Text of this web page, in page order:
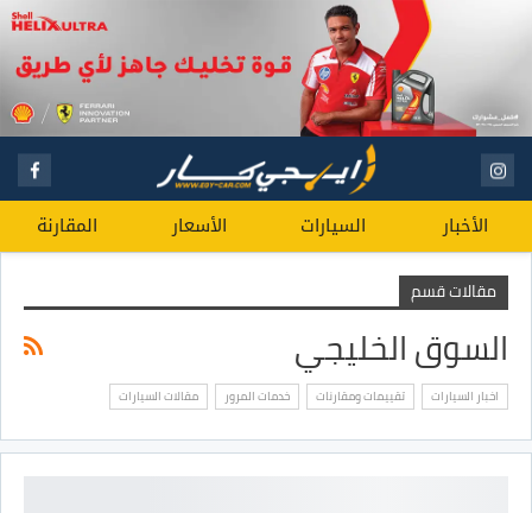
الأخبار السيارات الأسعار المقارنة
مقالات قسم
السوق الخليجي
اخبار السيارات تقييمات ومقارنات خدمات المرور مقالات السيارات